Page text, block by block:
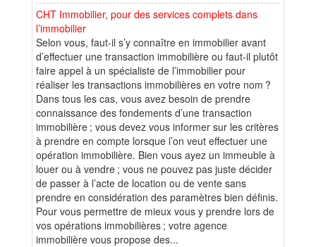
CHT Immobilier, pour des services complets dans
l’immobilier
Selon vous, faut-il s’y connaître en immobilier avant
d’effectuer une transaction immobilière ou faut-il plutôt
faire appel à un spécialiste de l’immobilier pour
réaliser les transactions immobilières en votre nom ?
Dans tous les cas, vous avez besoin de prendre
connaissance des fondements d’une transaction
immobilière ; vous devez vous informer sur les critères
à prendre en compte lorsque l’on veut effectuer une
opération immobilière. Bien vous ayez un immeuble à
louer ou à vendre ; vous ne pouvez pas juste décider
de passer à l’acte de location ou de vente sans
prendre en considération des paramètres bien définis.
Pour vous permettre de mieux vous y prendre lors de
vos opérations immobilières ; votre agence
immobilière vous propose des...